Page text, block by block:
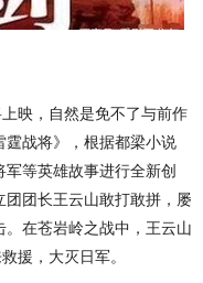
映，自然是免不了与前作
战将》，根据都梁小说
军等英雄故事进行全新创
团长王云山敢打敢拼，屡
在苍岩岭之战中，王云山
援，大灭日军。